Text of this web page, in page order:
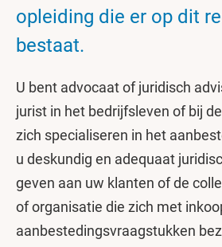
opleiding die er op dit
bestaat.
U bent advocaat of juridisch
jurist in het bedrijfsleven of bij
zich specialiseren in het
u deskundig en adequaat
geven aan uw klanten of de
of organisatie die zich met
aanbestedingsvraagstukken